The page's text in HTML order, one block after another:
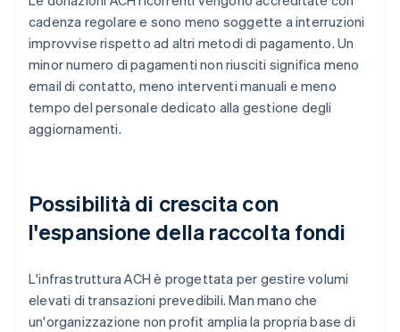
cadenza regolare e sono meno soggette a interruzioni
improvvise rispetto ad altri metodi di pagamento. Un
minor numero di pagamenti non riusciti significa meno
email di contatto, meno interventi manuali e meno
tempo del personale dedicato alla gestione degli
aggiornamenti.
Possibilità di crescita con
l'espansione della raccolta fondi
L'infrastruttura ACH è progettata per gestire volumi
elevati di transazioni prevedibili. Man mano che
un'organizzazione non profit amplia la propria base di